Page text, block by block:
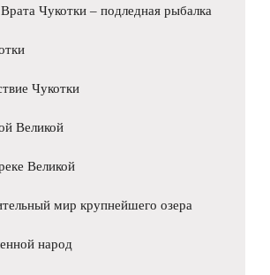
Чукотки – подледная рыбалка
Чукотки
Великой
Великой
мир крупнейшего озера
народ